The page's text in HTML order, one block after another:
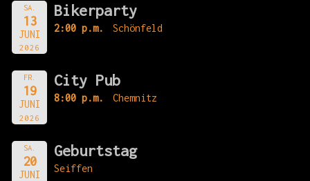
SA.
13
JUNI
2026
Bikerparty
2:00 p.m. Schönfeld
FR.
19
JUNI
2026
City Pub
8:00 p.m. Chemnitz
SA.
20
JUNI
Geburtstag
Seiffen